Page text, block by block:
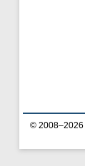
© 2008–2026